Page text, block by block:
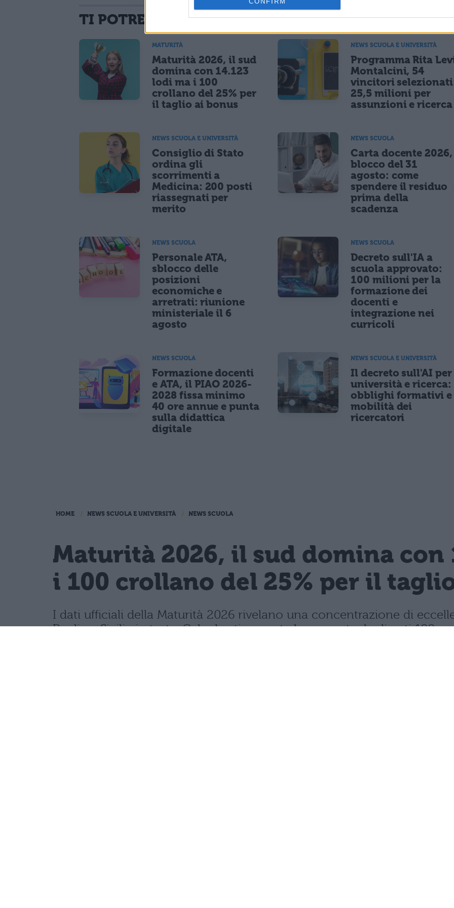
TI POTREBBE INTERESSARE
MATURITÀ
Maturità 2026, il sud
domina con 14.123
lodi ma i 100
crollano del 25% per
il taglio ai bonus
NEWS SCUOLA E UNIVERSITÀ
Programma Rita
Montalcini, 54
vincitori
25,5 milioni per
assunzioni e ricerca
NEWS SCUOLA E UNIVERSITÀ
Consiglio di Stato
ordina gli
scorrimenti a
Medicina: 200 posti
riassegnati per
merito
NEWS SCUOLA
Carta docente 2026,
blocco del 31
agosto: come
spendere il residuo
prima della
scadenza
NEWS SCUOLA
Personale ATA,
sblocco delle
posizioni
economiche e
arretrati: riunione
ministeriale il 6
agosto
NEWS SCUOLA
Decreto sull'IA a
scuola approvato:
100 milioni per la
formazione dei
docenti e
integrazione nei
curricoli
NEWS SCUOLA
Formazione docenti
e ATA, il PIAO 2026-
2028 fissa minimo
40 ore annue e punta
sulla didattica
digitale
NEWS SCUOLA E UNIVERSITÀ
Il decreto sull'AI per
università e ricerca:
obblighi formativi e
mobilità dei
ricercatori
HOME NEWS SCUOLA E UNIVERSITÀ NEWS SCUOLA
Maturità 2026, il sud domina con
i 100 crollano del 25% per il
I dati ufficiali della Maturità 2026 rivelano una concentrazione di
Puglia e Sicilia in testa. Cala drasticamente la percentuale di voti 100.